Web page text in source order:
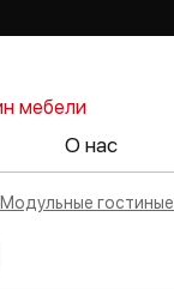
мебели
О нас
Модульные гостиные